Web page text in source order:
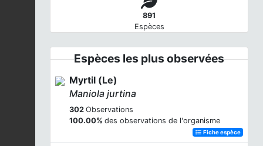
891
Espèces
Espèces les plus observées
Myrtil (Le)
Maniola jurtina
302 Observations
100.00% des observations de l'organisme
Fiche espèce